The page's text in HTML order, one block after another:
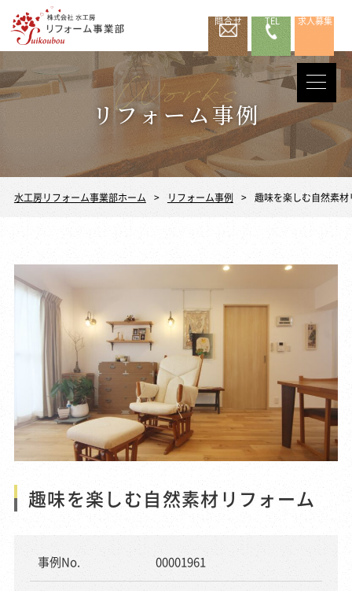
問合せ TEL 求人募集
リフォーム事例
水工房リフォーム事業部ホーム リフォーム事例 趣味を楽しむ自然素材
趣味を楽しむ自然素材リフォーム
事例No. 00001961